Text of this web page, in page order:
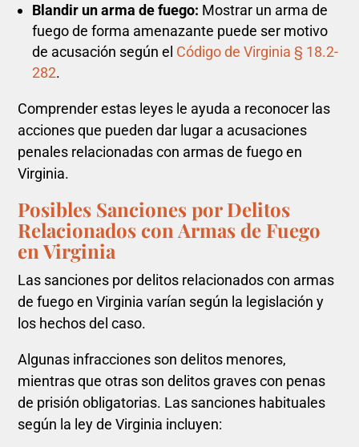
Blandir un arma de fuego: Mostrar un arma de
fuego de forma amenazante puede ser motivo
de acusación según el Código de Virginia § 18.2-
282.
Comprender estas leyes le ayuda a reconocer las
acciones que pueden dar lugar a acusaciones
penales relacionadas con armas de fuego en
Virginia.
Posibles Sanciones por Delitos
Relacionados con Armas de Fuego
en Virginia
Las sanciones por delitos relacionados con armas
de fuego en Virginia varían según la legislación y
los hechos del caso.
Algunas infracciones son delitos menores,
mientras que otras son delitos graves con penas
de prisión obligatorias. Las sanciones habituales
según la ley de Virginia incluyen: